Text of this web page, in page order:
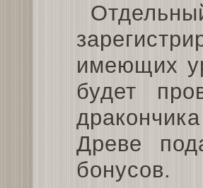
имеющих
будет
Древе
бонусов.